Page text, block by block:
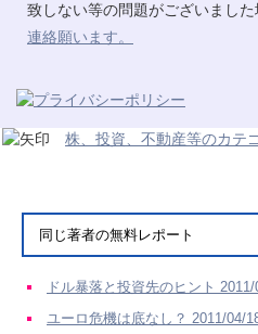
致しない等の問題がございました
連絡願います。
株、投資、不動産等のカテ
同じ著者の無料レポート
ドル暴落と投資先のヒント 2011/
ユーロ危機は底なし？ 2011/04/